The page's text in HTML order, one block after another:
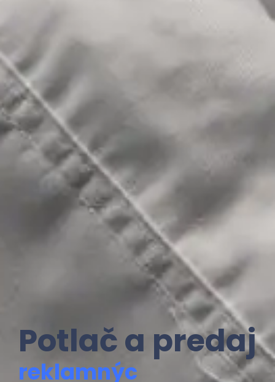
Potlač a predaj
reklamnýc